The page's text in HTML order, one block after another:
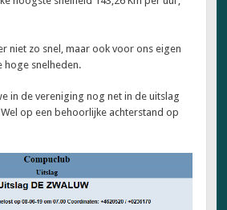
niet zo snel, maar ook voor ons eigen
hoge snelheden.
in de vereniging nog net in de uitslag
op een behoorlijke achterstand op